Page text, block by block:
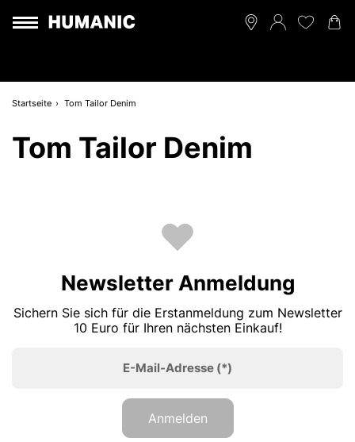
Startseite Tom Tailor Denim
Tom Tailor Denim
Newsletter Anmeldung
Sichern Sie sich für die Erstanmeldung zum Newsletter
10 Euro für Ihren nächsten Einkauf!
E-Mail-Adresse (*)
Anmelden